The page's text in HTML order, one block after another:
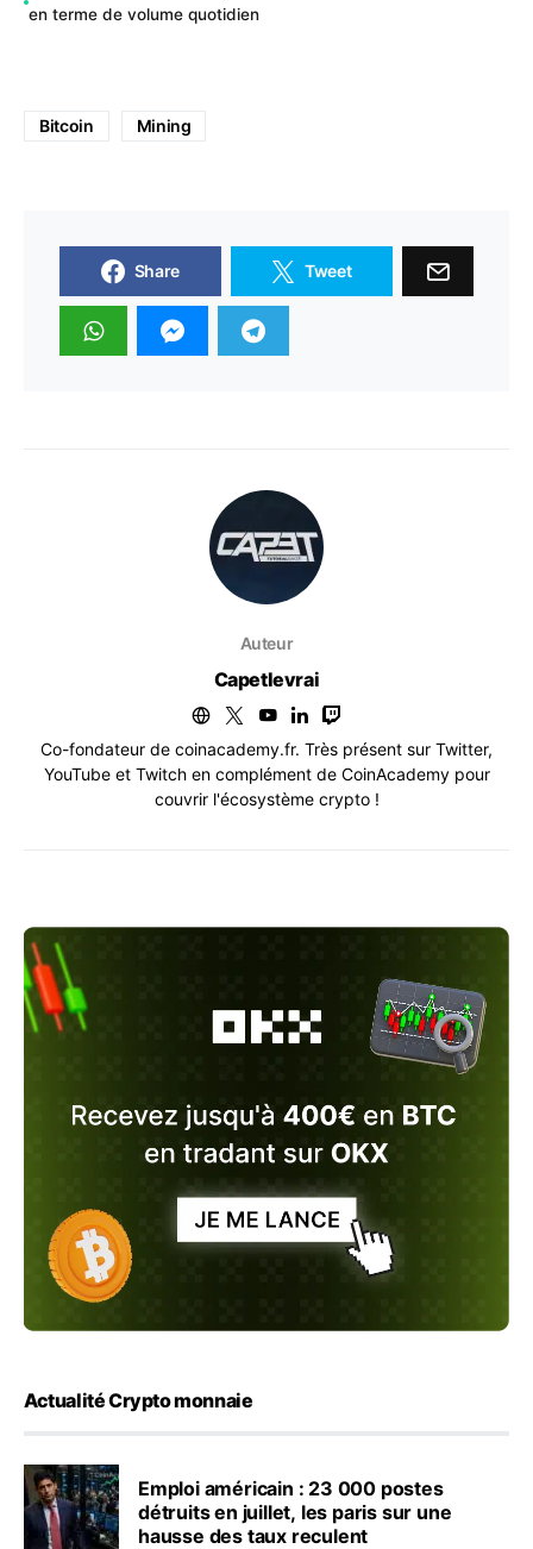
en terme de volume quotidien
Bitcoin Mining
Share Tweet
Auteur
Capetlevrai
Co-fondateur de coinacademy.fr. Très présent sur Twitter,
YouTube et Twitch en complément de CoinAcademy pour
couvrir l'écosystème crypto !
Actualité Crypto monnaie
Emploi américain : 23 000 postes
détruits en juillet, les paris sur une
hausse des taux reculent